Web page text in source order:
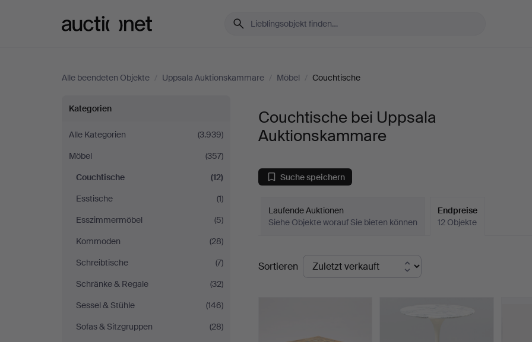
Alle beendeten Objekte / Uppsala Auktionskammare / Möbel / Couchtische
Couchtische
bei
Uppsala
Auktionskammare
Kategorien
Alle Kategorien
(3.939)
Möbel
(357)
Couchtische
(12)
Esstische
(1)
Esszimmermöbel
(5)
Kommoden
(28)
Schreibtische
(7)
Schränke & Regale
(32)
Sessel & Stühle
(146)
Sofas & Sitzgruppen
(28)
Couchtische bei Uppsala
Auktionskammare
Suche speichern
Laufende Auktionen
Siehe Objekte worauf Sie bieten können
Endpreise
12 Objekte
Endpreise
Sortieren